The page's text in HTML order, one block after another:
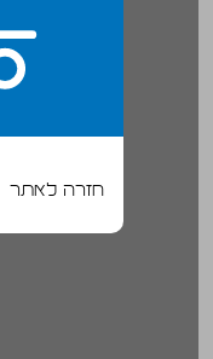
חזרה לאתר